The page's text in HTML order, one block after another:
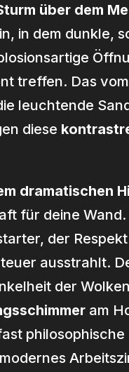
über dem
in dem dunkle,
treffen. Das
leuchtende
diese
dramatischen
für deine Wand.
der
ausstrahlt.
der
am
philosophische